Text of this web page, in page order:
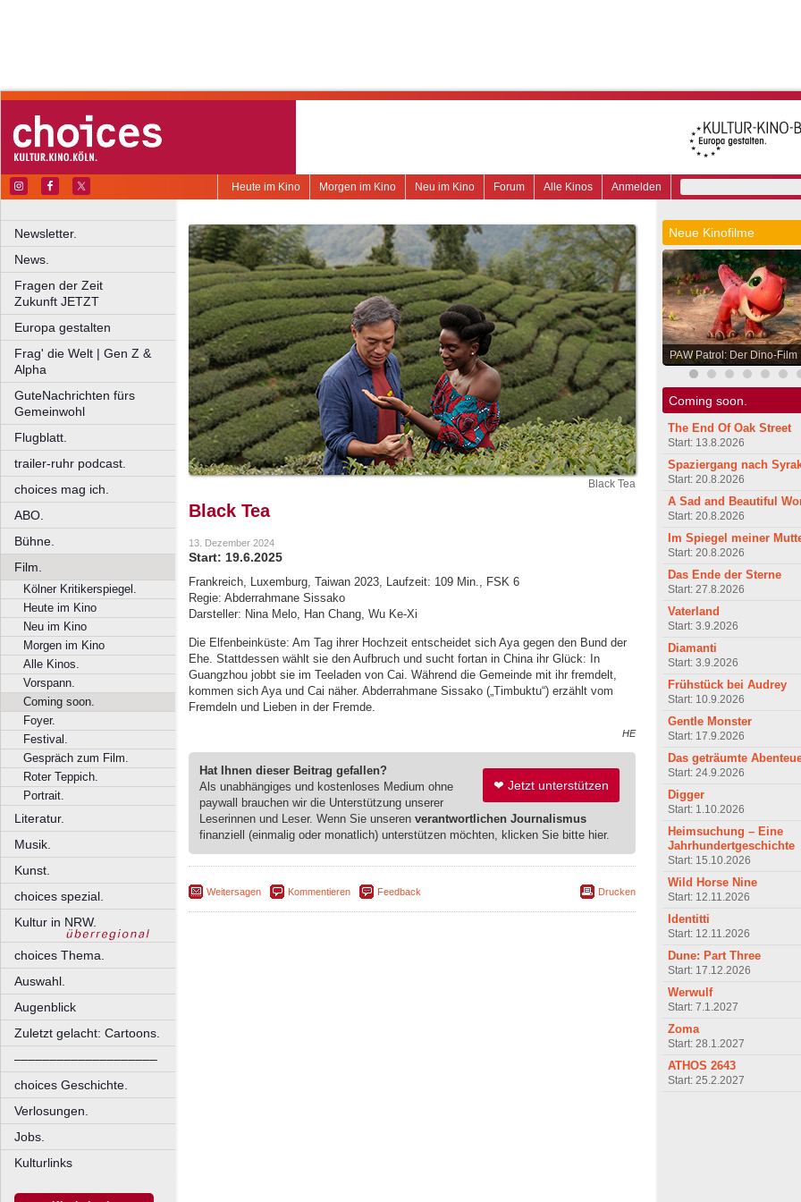
Anmelden
Alle Kinos
Forum
Neu im Kino
Morgen im Kino
Heute im Kino
Newsletter.
News.
Fragen der Zeit
Zukunft JETZT
Europa gestalten
Frag' die Welt | Gen Z &
Alpha
GuteNachrichten fürs
Gemeinwohl
Flugblatt.
trailer-ruhr podcast.
choices mag ich.
ABO.
Bühne.
Film.
Kölner Kritikerspiegel.
Heute im Kino
Neu im Kino
Morgen im Kino
Alle Kinos.
Vorspann.
Coming soon.
Foyer.
Festival.
Gespräch zum Film.
Roter Teppich.
Portrait.
Literatur.
Musik.
Kunst.
choices spezial.
Kultur in NRW.
choices Thema.
Auswahl.
Augenblick
Zuletzt gelacht: Cartoons.
––––––––––––––––––––
choices Geschichte.
Verlosungen.
Jobs.
Kulturlinks
Black Tea
Black Tea
13. Dezember 2024
Start: 19.6.2025
Frankreich, Luxemburg, Taiwan 2023, Laufzeit: 109 Min., FSK 6
Regie: Abderrahmane Sissako
Darsteller: Nina Melo, Han Chang, Wu Ke-Xi
Die Elfenbeinküste: Am Tag ihrer Hochzeit entscheidet sich Aya gegen den Bund der
Ehe. Stattdessen wählt sie den Aufbruch und sucht fortan in China ihr Glück: In
Guangzhou jobbt sie im Teeladen von Cai. Während die Gemeinde mit ihr fremdelt,
kommen sich Aya und Cai näher. Abderrahmane Sissako („Timbuktu“) erzählt vom
Fremdeln und Lieben in der Fremde.
HE
❤ Jetzt unterstützen
Hat Ihnen dieser Beitrag gefallen?
Als unabhängiges und kostenloses Medium ohne
paywall brauchen wir die Unterstützung unserer
Leserinnen und Leser. Wenn Sie unseren verantwortlichen Journalismus
finanziell (einmalig oder monatlich) unterstützen möchten, klicken Sie bitte hier.
Weitersagen Kommentieren Feedback Drucken
Neue Kinofilme
PAW Patrol: Der Dino-Film
Coming soon.
The End Of Oak Street
Start: 13.8.2026
Spaziergang nach
Start: 20.8.2026
A Sad and Beautiful
Start: 20.8.2026
Im Spiegel meiner
Start: 20.8.2026
Das Ende der Sterne
Start: 27.8.2026
Vaterland
Start: 3.9.2026
Diamanti
Start: 3.9.2026
Frühstück bei Audrey
Start: 10.9.2026
Gentle Monster
Start: 17.9.2026
Das geträumte
Start: 24.9.2026
Digger
Start: 1.10.2026
Heimsuchung – Eine
Jahrhundertgeschichte
Start: 15.10.2026
Wild Horse Nine
Start: 12.11.2026
Identitti
Start: 12.11.2026
Dune: Part Three
Start: 17.12.2026
Werwulf
Start: 7.1.2027
Zoma
Start: 28.1.2027
ATHOS 2643
Start: 25.2.2027